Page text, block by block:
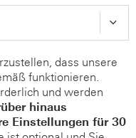
dass unsere
funktionieren.
und werden
hinaus
Einstellungen für 30